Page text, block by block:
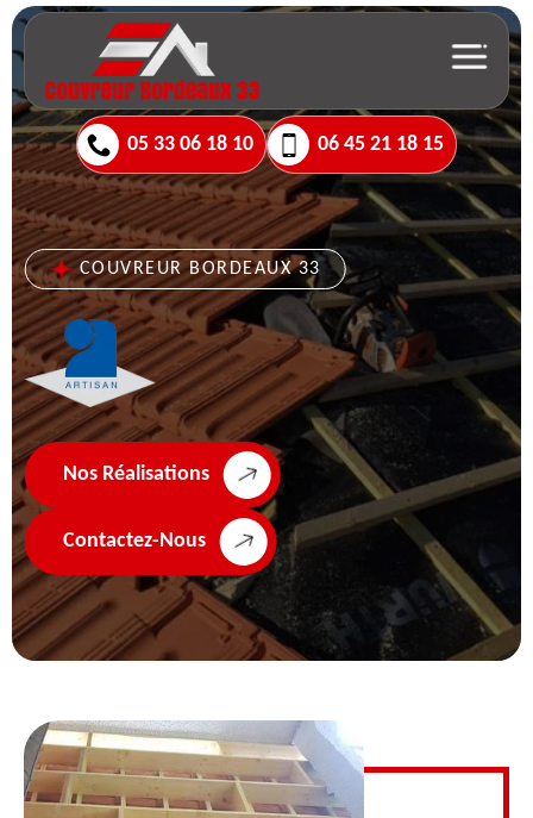
05 33 06 18 10 06 45 21 18 15
COUVREUR BORDEAUX 33
Nos Réalisations
Contactez-Nous